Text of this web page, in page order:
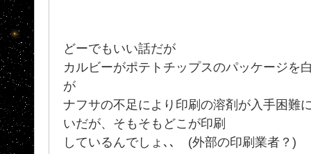
どーでもいい話だが
カルビーがポテトチップスのパッケージを
が
ナフサの不足により印刷の溶剤が入手困難
いだが、そもそもどこが印刷
しているんでしょ､､ (外部の印刷業者？)